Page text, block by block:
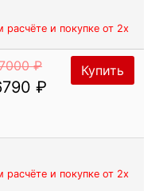
и покупке от 2х
₽
₽
Купить
и покупке от 2х